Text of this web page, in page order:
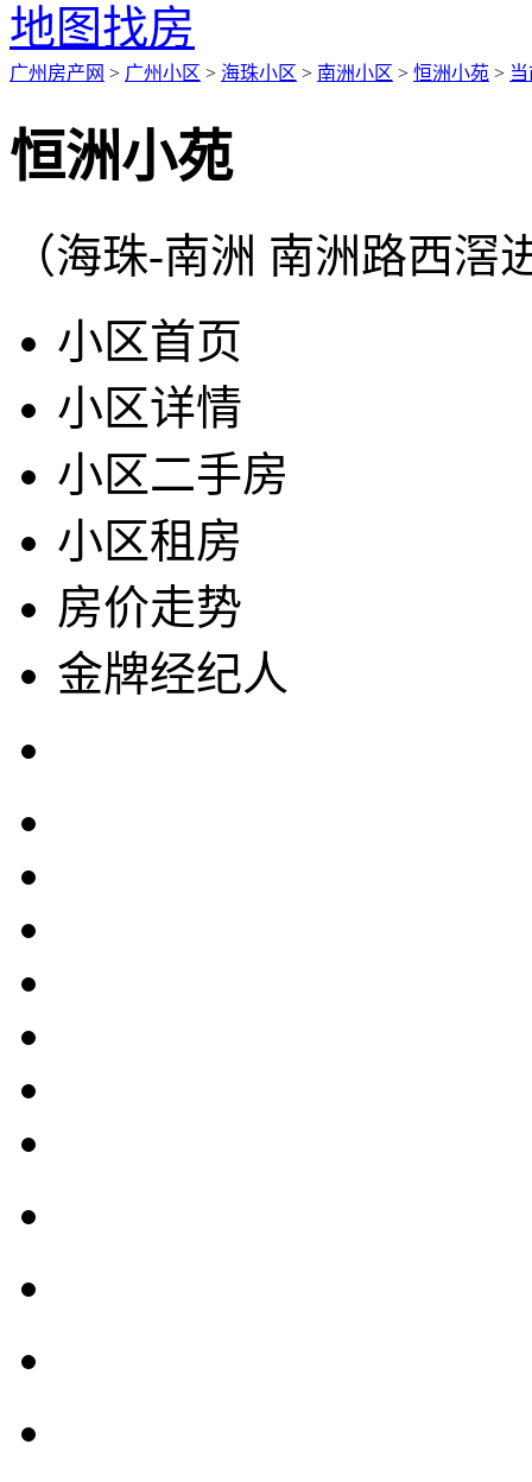
地图找房
广州房产网 > 广州小区 > 海珠小区 > 南洲小区 > 恒洲小苑 >
恒洲小苑
（海珠-南洲 南洲路西滘
小区首页
小区详情
小区二手房
小区租房
房价走势
金牌经纪人